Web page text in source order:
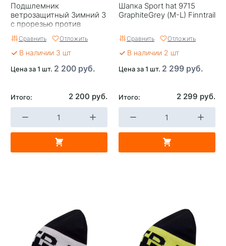
Подшлемник
ветрозащитный Зимний 3
с прорезью против
намерзания конденсата
(теплый верх) Dragonfly
Сравнить Отложить
В наличии 3 шт
Цена за 1 шт. 2 200 руб.
Итого: 2 200 руб.
Шапка Sport hat 9715
GraphiteGrey (M-L) Finntrail
Сравнить Отложить
В наличии 2 шт
Цена за 1 шт. 2 299 руб.
Итого: 2 299 руб.